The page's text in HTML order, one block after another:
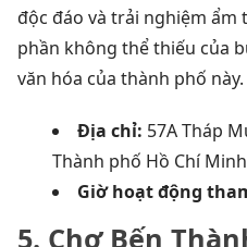
độc đáo và trải nghiệm
phần không thể thiếu của
văn hóa của thành phố này.
Địa chỉ: 57A Tháp
Thành phố Hồ Chí Minh
Giờ hoạt động
5. Chợ Bến